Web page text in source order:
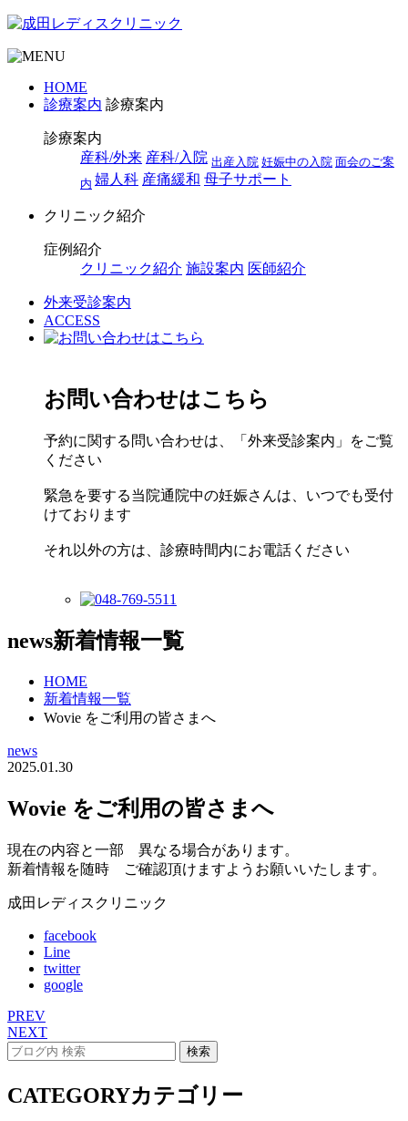
HOME
診療案内 診療案内
診療案内
産科/外来 産科/入院 出産入院 妊娠中の⼊院 ⾯会のご案
内 婦人科 産痛緩和 母子サポート
クリニック紹介
症例紹介
クリニック紹介 施設案内 医師紹介
外来受診案内
ACCESS
お問い合わせはこちら
予約に関する問い合わせは、「外来受診案内」をご覧
ください
緊急を要する当院通院中の妊娠さんは、いつでも受付
けております
それ以外の方は、診療時間内にお電話ください
news新着情報一覧
HOME
新着情報一覧
Wovie をご利用の皆さまへ
news
2025.01.30
Wovie をご利用の皆さまへ
現在の内容と一部 異なる場合があります。
新着情報を随時 ご確認頂けますようお願いいたします。
成田レディスクリニック
facebook
Line
twitter
google
PREV
NEXT
CATEGORYカテゴリー